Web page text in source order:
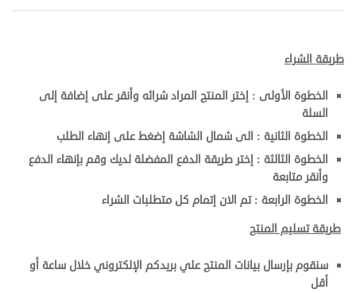
طريقة الشراء
الخطوة الأولى : إختر المنتج المراد شرائه وأنقر على إضافة إلى
السلة
الخطوة الثانية : الى شمال الشاشة إضغط على إنهاء الطلب
الخطوة الثالثة : إختر طريقة الدفع المفضلة لديك وقم بإنهاء الدفع
وأنقر متابعة
الخطوة الرابعة : تم الان إتمام كل متطلبات الشراء
طريقة تسليم المنتج
سنقوم بإرسال بيانات المنتج علي بريدكم الإلكتروني خلال ساعة أو
أقل